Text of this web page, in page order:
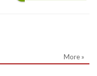
More »